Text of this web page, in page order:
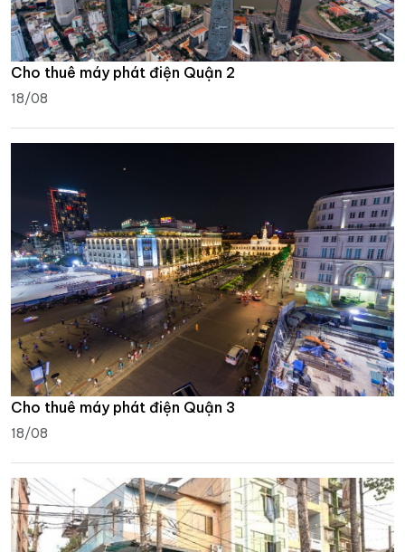
Cho thuê máy phát điện Quận 2
18/08
Cho thuê máy phát điện Quận 3
18/08